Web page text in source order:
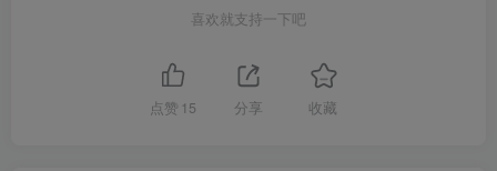
喜欢就支持一下吧
点赞 15 分享 收藏